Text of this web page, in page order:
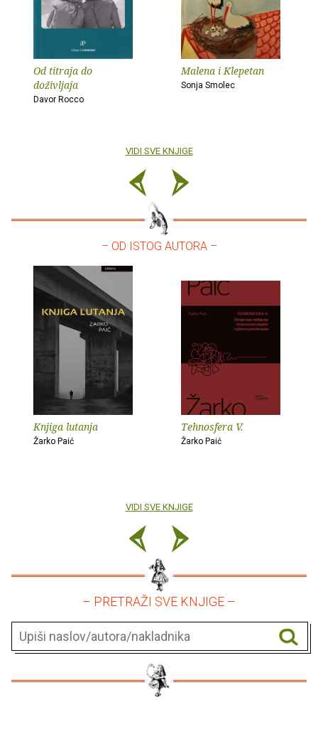
Od titraja do
doživljaja
Davor Rocco
Malena i Klepetan
Sonja Smolec
VIDI SVE KNJIGE
– OD ISTOG AUTORA –
Knjiga lutanja
Žarko Paić
Tehnosfera V.
Žarko Paić
VIDI SVE KNJIGE
– PRETRAŽI SVE KNJIGE –